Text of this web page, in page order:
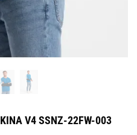
V4 SSNZ-22FW-003